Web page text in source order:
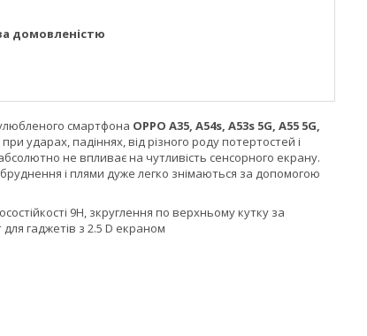
домовленістю
смартфона OPPO A35, A54s, A53s 5G, A55 5G,
ударах, падіннях, від різного роду потертостей і
не впливає на чутливість сенсорного екрану.
і плями дуже легко знімаються за допомогою
9H, зкруглення по верхньому кутку за
гаджетів з 2.5 D екраном